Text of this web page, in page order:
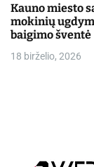
Kauno miesto
mokinių
baigimo šventė
18 birželio, 2026